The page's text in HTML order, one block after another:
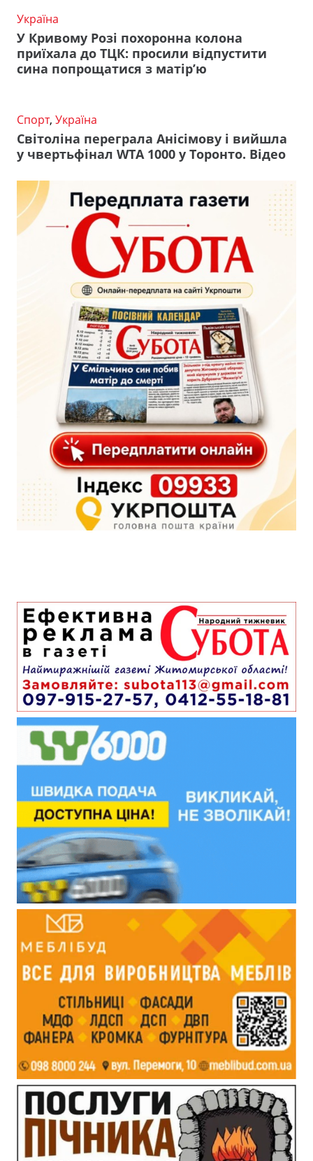
Україна
У Кривому Розі похоронна колона
приїхала до ТЦК: просили відпустити
сина попрощатися з матір’ю
Спорт, Україна
Світоліна переграла Анісімову і вийшла
у чвертьфінал WTA 1000 у Торонто. Відео